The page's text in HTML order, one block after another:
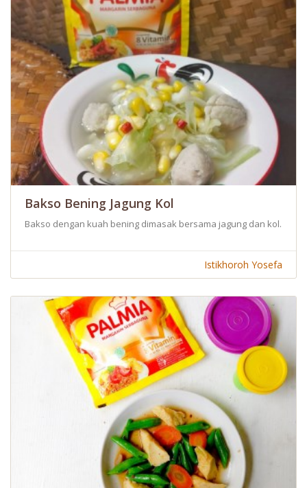
Bakso Bening Jagung Kol
Bakso dengan kuah bening dimasak bersama jagung dan kol.
Istikhoroh Yosefa